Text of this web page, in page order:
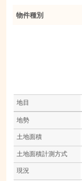
物件種別
地目
地勢
土地面積
土地面積計測方式
現況